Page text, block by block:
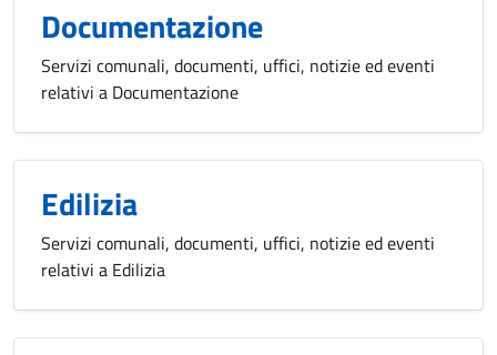
Documentazione
Servizi comunali, documenti, uffici, notizie ed eventi
relativi a Documentazione
Edilizia
Servizi comunali, documenti, uffici, notizie ed eventi
relativi a Edilizia